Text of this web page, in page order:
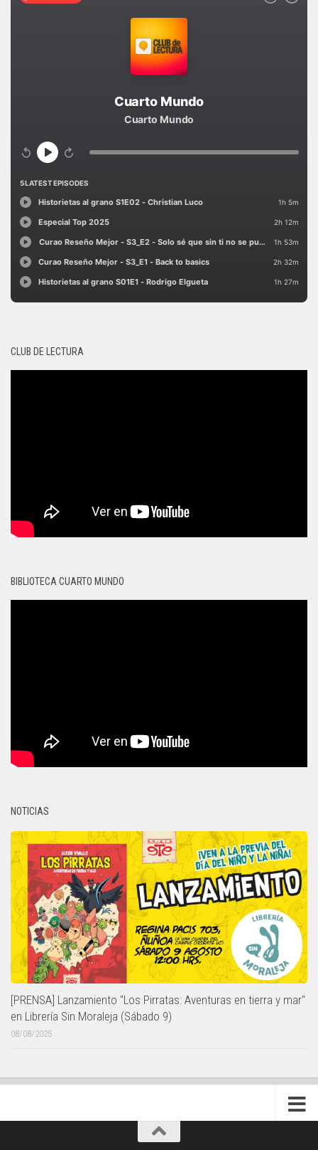
CLUB DE LECTURA
BIBLIOTECA CUARTO MUNDO
NOTICIAS
[PRENSA] Lanzamiento "Los Pirratas: Aventuras en tierra y mar"
en Librería Sin Moraleja (Sábado 9)
08/08/2025